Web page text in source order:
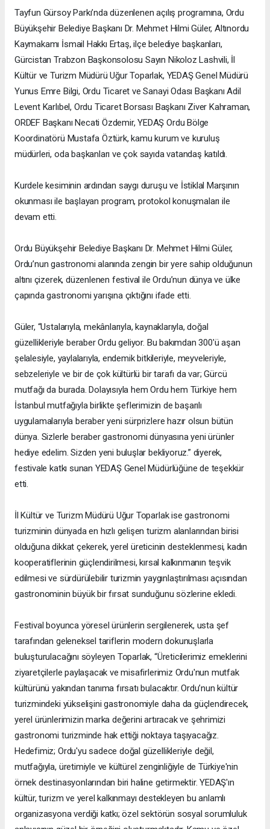
Tayfun Gürsoy Parkı’nda düzenlenen açılış programına, Ordu
Büyükşehir Belediye Başkanı Dr. Mehmet Hilmi Güler, Altınordu
Kaymakamı İsmail Hakkı Ertaş, ilçe belediye başkanları,
Gürcistan Trabzon Başkonsolosu Sayın Nikoloz Lashvili, İl
Kültür ve Turizm Müdürü Uğur Toparlak, YEDAŞ Genel Müdürü
Yunus Emre Bilgi, Ordu Ticaret ve Sanayi Odası Başkanı Adil
Levent Karlıbel, Ordu Ticaret Borsası Başkanı Ziver Kahraman,
ORDEF Başkanı Necati Özdemir, YEDAŞ Ordu Bölge
Koordinatörü Mustafa Öztürk, kamu kurum ve kuruluş
müdürleri, oda başkanları ve çok sayıda vatandaş katıldı.
Kurdele kesiminin ardından saygı duruşu ve İstiklal Marşının
okunması ile başlayan program, protokol konuşmaları ile
devam etti.
Ordu Büyükşehir Belediye Başkanı Dr. Mehmet Hilmi Güler,
Ordu’nun gastronomi alanında zengin bir yere sahip olduğunun
altını çizerek, düzenlenen festival ile Ordu’nun dünya ve ülke
çapında gastronomi yarışına çıktığını ifade etti.
Güler, “Ustalarıyla, mekânlarıyla, kaynaklarıyla, doğal
güzellikleriyle beraber Ordu geliyor. Bu bakımdan 300'ü aşan
şelalesiyle, yaylalarıyla, endemik bitkileriyle, meyveleriyle,
sebzeleriyle ve bir de çok kültürlü bir tarafı da var; Gürcü
mutfağı da burada. Dolayısıyla hem Ordu hem Türkiye hem
İstanbul mutfağıyla birlikte şeflerimizin de başarılı
uygulamalarıyla beraber yeni sürprizlere hazır olsun bütün
dünya. Sizlerle beraber gastronomi dünyasına yeni ürünler
hediye edelim. Sizden yeni buluşlar bekliyoruz.” diyerek,
festivale katkı sunan YEDAŞ Genel Müdürlüğüne de teşekkür
etti.
İl Kültür ve Turizm Müdürü Uğur Toparlak ise gastronomi
turizminin dünyada en hızlı gelişen turizm alanlarından birisi
olduğuna dikkat çekerek, yerel üreticinin desteklenmesi, kadın
kooperatiflerinin güçlendirilmesi, kırsal kalkınmanın teşvik
edilmesi ve sürdürülebilir turizmin yaygınlaştırılması açısından
gastronominin büyük bir fırsat sunduğunu sözlerine ekledi.
Festival boyunca yöresel ürünlerin sergilenerek, usta şef
tarafından geleneksel tariflerin modern dokunuşlarla
buluşturulacağını söyleyen Toparlak, “Üreticilerimiz emeklerini
ziyaretçilerle paylaşacak ve misafirlerimiz Ordu'nun mutfak
kültürünü yakından tanıma fırsatı bulacaktır. Ordu’nun kültür
turizmindeki yükselişini gastronomiyle daha da güçlendirecek,
yerel ürünlerimizin marka değerini artıracak ve şehrimizi
gastronomi turizminde hak ettiği noktaya taşıyacağız.
Hedefimiz; Ordu'yu sadece doğal güzellikleriyle değil,
mutfağıyla, üretimiyle ve kültürel zenginliğiyle de Türkiye'nin
örnek destinasyonlarından biri haline getirmektir. YEDAŞ'ın
kültür, turizm ve yerel kalkınmayı destekleyen bu anlamlı
organizasyona verdiği katkı; özel sektörün sosyal sorumluluk